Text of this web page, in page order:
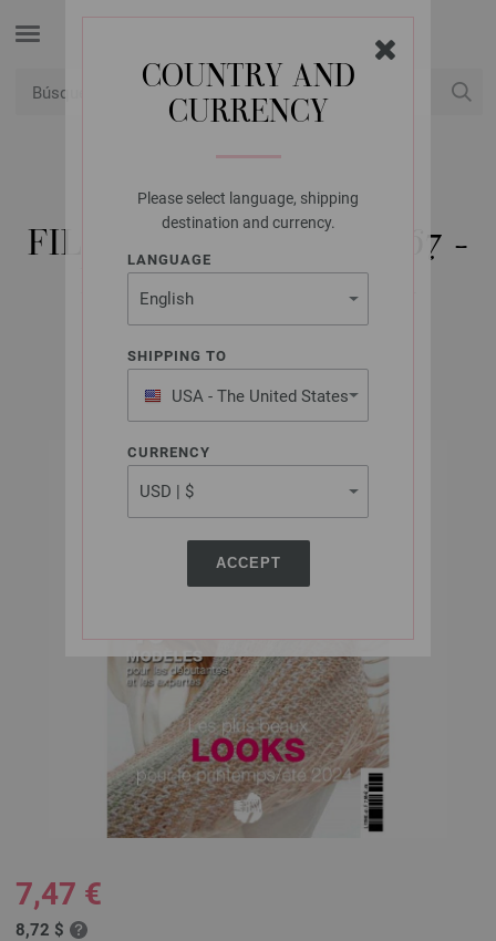
COUNTRY AND
CURRENCY
Please select language, shipping
destination and currency.
LANGUAGE
SHIPPING TO
USA - The United States
of America
CURRENCY
ACCEPT
LANA GROSSA
FILATI TRICOT NO. 27/67 -
EDICIÓN FRANCESA
Primavera/Verano 2024
7,47 €
8,72 $